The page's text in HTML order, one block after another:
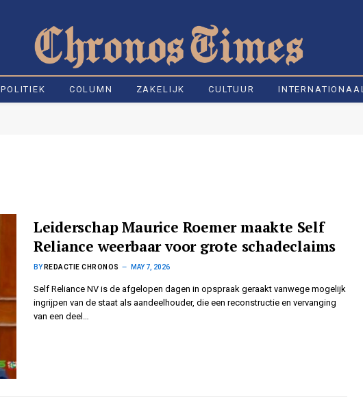
POLITIEK COLUMN ZAKELIJK CULTUUR INTERNATIONAAL
Leiderschap Maurice Roemer maakte Self
Reliance weerbaar voor grote schadeclaims
BY REDACTIE CHRONOS MAY 7, 2026
Self Reliance NV is de afgelopen dagen in opspraak geraakt vanwege mogelijk
ingrijpen van de staat als aandeelhouder, die een reconstructie en vervanging
van een deel…